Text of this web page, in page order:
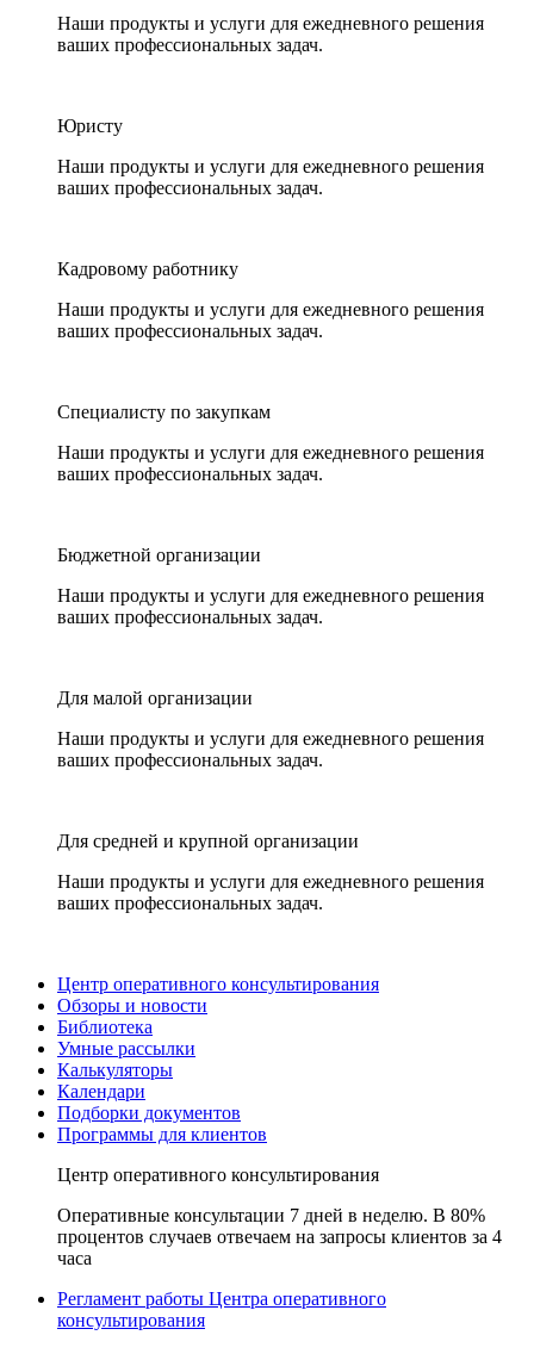
Наши продукты и услуги для ежедневного решения
ваших профессиональных задач.
Юристу
Наши продукты и услуги для ежедневного решения
ваших профессиональных задач.
Кадровому работнику
Наши продукты и услуги для ежедневного решения
ваших профессиональных задач.
Специалисту по закупкам
Наши продукты и услуги для ежедневного решения
ваших профессиональных задач.
Бюджетной организации
Наши продукты и услуги для ежедневного решения
ваших профессиональных задач.
Для малой организации
Наши продукты и услуги для ежедневного решения
ваших профессиональных задач.
Для средней и крупной организации
Наши продукты и услуги для ежедневного решения
ваших профессиональных задач.
Центр оперативного консультирования
Обзоры и новости
Библиотека
Умные рассылки
Калькуляторы
Календари
Подборки документов
Программы для клиентов
Центр оперативного консультирования
Оперативные консультации 7 дней в неделю. В 80%
процентов случаев отвечаем на запросы клиентов за 4
часа
Регламент работы Центра оперативного
консультирования